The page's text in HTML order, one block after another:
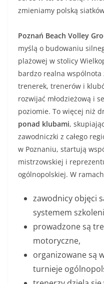
zmieniamy polską
Poznań Beach Volley
myślą o budowaniu
plażowej w stolicy
bardzo realna wspólnota
trenerek, trenerów i
rozwijać młodzieżową i
poziomie. To więcej niż
ponad klubami,
zawodniczki z całego
w Poznaniu, startują
mistrzowskiej i
ogólnopolskiej. W
zawodnicy objęci
systemem
prowadzone są
motoryczne,
organizowane są
turnieje